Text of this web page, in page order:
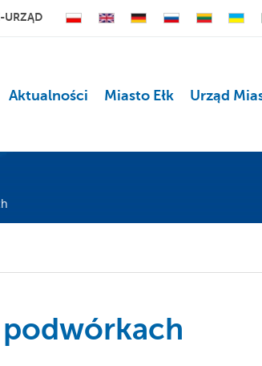
URZĄD
Aktualności Miasto Ełk Urząd